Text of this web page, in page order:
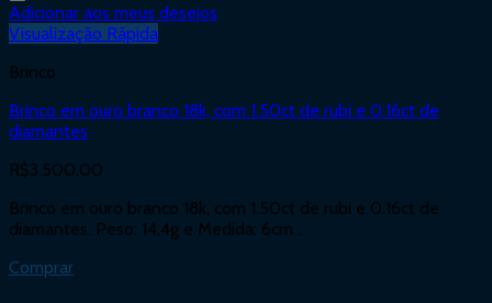
Adicionar aos meus desejos
Visualização Rápida
Brinco
Brinco em ouro branco 18k, com 1.50ct de rubi e 0.16ct de
diamantes
R$3.500,00
Brinco em ouro branco 18k, com 1.50ct de rubi e 0.16ct de
diamantes. Peso: 14,4g e Medida: 6cm .
Comprar